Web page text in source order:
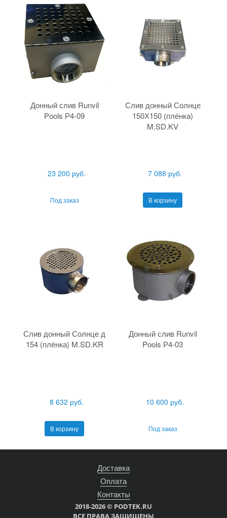
Донный слив Runvil
Pools Р4-09
23 200 руб.
Под заказ
Слив донный Солнце
150Х150 (плёнка)
M.SD.KV
7 088 руб.
В корзину
Слив донный Солнце д
154 (плёнка) M.SD.KR
8 632 руб.
В корзину
Донный слив Runvil
Pools Р4-03
10 600 руб.
Под заказ
Доставка
Оплата
Контакты
2018-2026 © PODTEK.RU
ВСЕ ПРАВА ЗАЩИЩЕНЫ